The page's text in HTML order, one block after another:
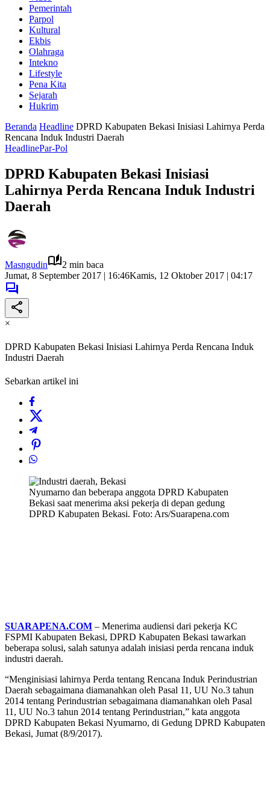
Pemerintah
Parpol
Kultural
Ekbis
Olahraga
Intekno
Lifestyle
Pena Kita
Sejarah
Hukrim
Beranda Headline DPRD Kabupaten Bekasi Inisiasi Lahirnya Perda
Rencana Induk Industri Daerah
HeadlinePar-Pol
DPRD Kabupaten Bekasi Inisiasi
Lahirnya Perda Rencana Induk Industri
Daerah
Masngudin
2 min baca
Jumat, 8 September 2017 | 16:46Kamis, 12 Oktober 2017 | 04:17
×
DPRD Kabupaten Bekasi Inisiasi Lahirnya Perda Rencana Induk
Industri Daerah
Sebarkan artikel ini
Nyumarno dan beberapa anggota DPRD Kabupaten
Bekasi saat menerima aksi pekerja di depan gedung
DPRD Kabupaten Bekasi. Foto: Ars/Suarapena.com
SUARAPENA.COM – Menerima audiensi dari pekerja KC
FSPMI Kabupaten Bekasi, DPRD Kabupaten Bekasi tawarkan
beberapa solusi, salah satunya adalah inisiasi perda rencana induk
industri daerah.
“Menginisiasi lahirnya Perda tentang Rencana Induk Perindustrian
Daerah sebagaimana diamanahkan oleh Pasal 11, UU No.3 tahun
2014 tentang Perindustrian sebagaimana diamanahkan oleh Pasal
11, UU No.3 tahun 2014 tentang Perindustrian,” kata anggota
DPRD Kabupaten Bekasi Nyumarno, di Gedung DPRD Kabupaten
Bekasi, Jumat (8/9/2017).